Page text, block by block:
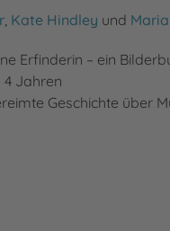
, Kate Hindley und
Erfinderin – ein
Jahren
Geschichte über